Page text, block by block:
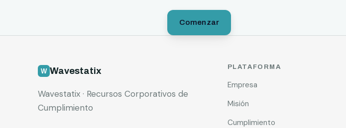
Comenzar
Wavestatix
Wavestatix · Recursos Corporativos de
Cumplimiento
PLATAFORMA
Empresa
Misión
Cumplimiento